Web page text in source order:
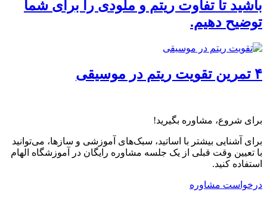
باشید تا تفاوت ریتم و ملودی را برای شما
توضیح دهیم.
۴ تمرین تقویت ریتم در موسیقی
برای شروع، مشاوره بگیرید!
برای آشنایی بیشتر با اساتید، سبک‌های آموزشی و سازها، می‌توانید
با تعیین وقت قبلی از یک جلسه مشاوره رایگان در آموزشگاه الهام
استفاده کنید.
درخواست مشاوره